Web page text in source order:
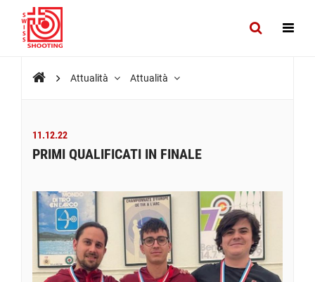
Attualità Attualità
11.12.22
PRIMI QUALIFICATI IN FINALE